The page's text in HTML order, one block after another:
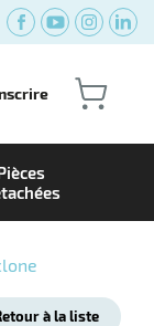
à la liste